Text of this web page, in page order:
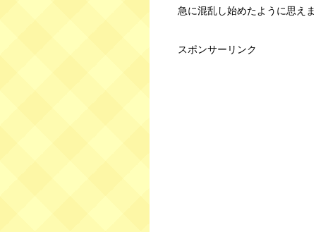
急に混乱し始めたように思えま
スポンサーリンク